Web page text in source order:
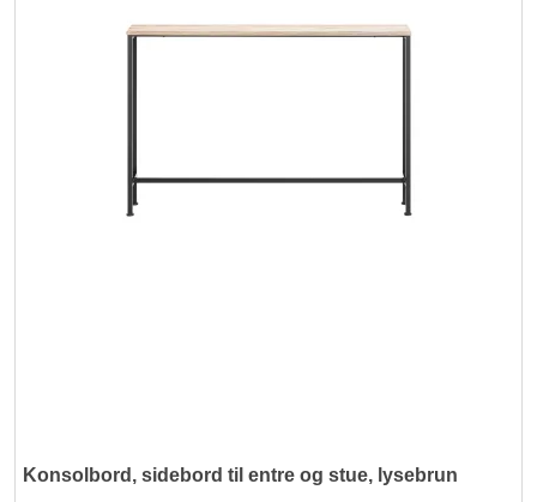
Konsolbord, sidebord til entre og stue, lysebrun